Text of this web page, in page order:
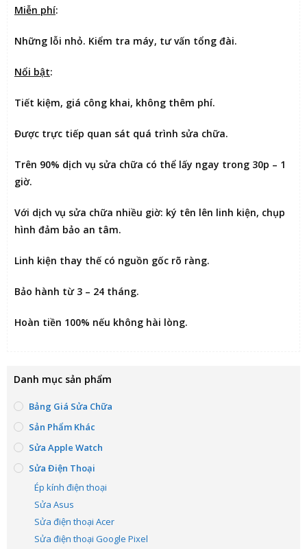
Miễn phí:
Những lỗi nhỏ. Kiểm tra máy, tư vấn tổng đài.
Nổi bật:
Tiết kiệm, giá công khai, không thêm phí.
Được trực tiếp quan sát quá trình sửa chữa.
Trên 90% dịch vụ sửa chữa có thể lấy ngay trong 30p – 1
giờ.
Với dịch vụ sửa chữa nhiều giờ: ký tên lên linh kiện, chụp
hình đảm bảo an tâm.
Linh kiện thay thế có nguồn gốc rõ ràng.
Bảo hành từ 3 – 24 tháng.
Hoàn tiền 100% nếu không hài lòng.
Danh mục sản phẩm
Bảng Giá Sửa Chữa
Sản Phẩm Khác
Sửa Apple Watch
Sửa Điện Thoại
Ép kính điện thoại
Sửa Asus
Sửa điện thoại Acer
Sửa điện thoại Google Pixel